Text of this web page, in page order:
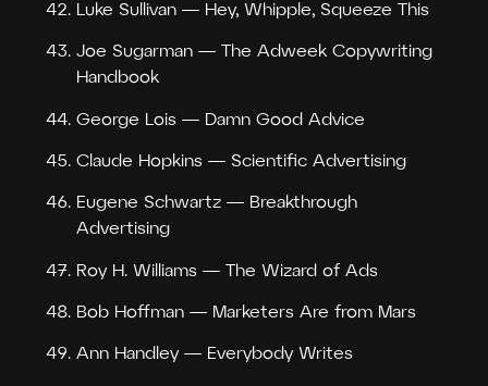
Luke Sullivan — Hey, Whipple, Squeeze This
Joe Sugarman — The Adweek Copywriting
Handbook
George Lois — Damn Good Advice
Claude Hopkins — Scientific Advertising
Eugene Schwartz — Breakthrough
Advertising
Roy H. Williams — The Wizard of Ads
Bob Hoffman — Marketers Are from Mars
Ann Handley — Everybody Writes